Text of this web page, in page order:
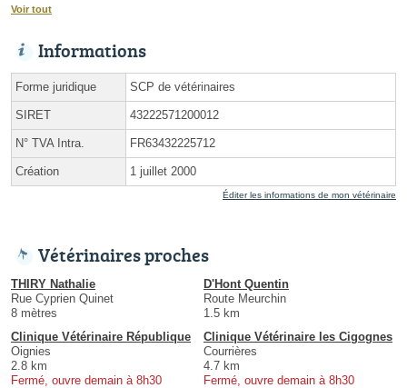
Voir tout
Informations
Forme juridique SCP de vétérinaires
SIRET 43222571200012
N° TVA Intra. FR63432225712
Création 1 juillet 2000
Éditer les informations de mon vétérinaire
Vétérinaires proches
THIRY Nathalie
Rue Cyprien Quinet
8 mètres
D'Hont Quentin
Route Meurchin
1.5 km
Clinique Vétérinaire République
Oignies
2.8 km
Fermé, ouvre demain à 8h30
Clinique Vétérinaire les Cigognes
Courrières
4.7 km
Fermé, ouvre demain à 8h30